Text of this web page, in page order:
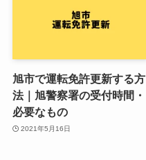
旭市で運転免許更新する方
法｜旭警察署の受付時間・
必要なもの
2021年5月16日